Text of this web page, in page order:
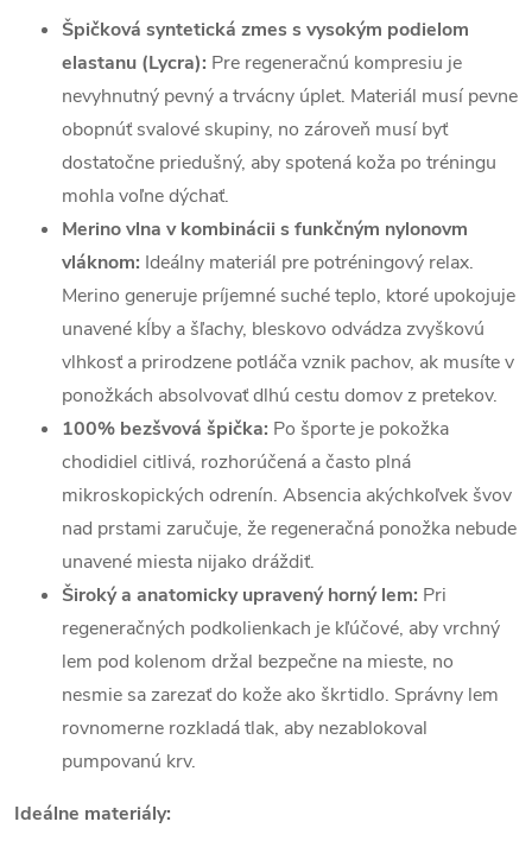
Špičková syntetická zmes s vysokým podielom
elastanu (Lycra): Pre regeneračnú kompresiu je
nevyhnutný pevný a trvácny úplet. Materiál musí pevne
obopnúť svalové skupiny, no zároveň musí byť
dostatočne priedušný, aby spotená koža po tréningu
mohla voľne dýchať.
Merino vlna v kombinácii s funkčným nylonovm
vláknom: Ideálny materiál pre potréningový relax.
Merino generuje príjemné suché teplo, ktoré upokojuje
unavené kĺby a šľachy, bleskovo odvádza zvyškovú
vlhkosť a prirodzene potláča vznik pachov, ak musíte v
ponožkách absolvovať dlhú cestu domov z pretekov.
100% bezšvová špička: Po športe je pokožka
chodidiel citlivá, rozhorúčená a často plná
mikroskopických odrenín. Absencia akýchkoľvek švov
nad prstami zaručuje, že regeneračná ponožka nebude
unavené miesta nijako dráždiť.
Široký a anatomicky upravený horný lem: Pri
regeneračných podkolienkach je kľúčové, aby vrchný
lem pod kolenom držal bezpečne na mieste, no
nesmie sa zarezať do kože ako škrtidlo. Správny lem
rovnomerne rozkladá tlak, aby nezablokoval
pumpovanú krv.
Ideálne materiály: